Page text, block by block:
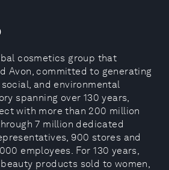
cosmetics group that
Avon, committed to generating
and environmental
spanning over 130 years,
with more than 200 million
7 million dedicated
900 stores and
employees. For 130 years,
products sold to women,